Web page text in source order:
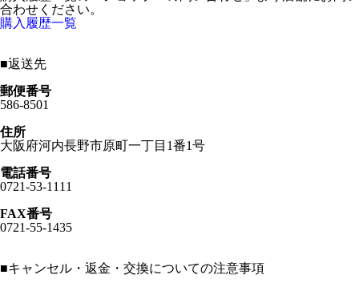
合わせください。
購入履歴一覧
■返送先
郵便番号
586-8501
住所
大阪府河内長野市原町一丁目1番1号
電話番号
0721-53-1111
FAX番号
0721-55-1435
■キャンセル・返金・交換についての注意事項